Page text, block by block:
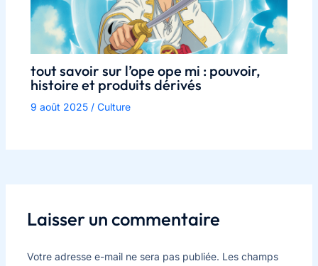
tout savoir sur l’ope ope mi : pouvoir,
histoire et produits dérivés
9 août 2025 / Culture
Laisser un commentaire
Votre adresse e-mail ne sera pas publiée. Les champs